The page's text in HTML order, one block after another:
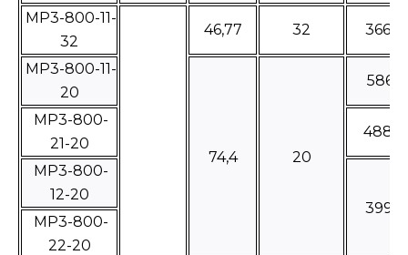
МР3-800-11-
32
46,77 32 36635
МР3-800-11-
20
74,4 20
58615
МР3-800-
21-20
МР3-800-
12-20
39965
МР3-800-
22-20